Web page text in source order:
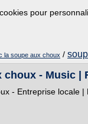
pour
la soupe aux choux /
choux - Music |
- Entreprise locale |